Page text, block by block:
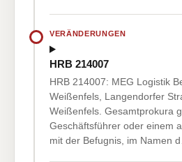
VERÄNDERUNGEN
HRB 214007
HRB 214007: MEG Logistik
Weißenfels, Langendorfer
Weißenfels. Gesamtprokura
Geschäftsführer oder einem
mit der Befugnis, im Namen